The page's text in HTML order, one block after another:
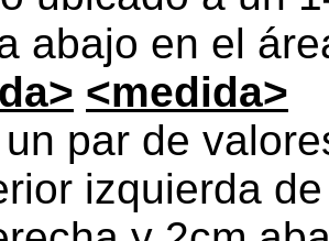
abajo en el
<medida>
par de
izquierda